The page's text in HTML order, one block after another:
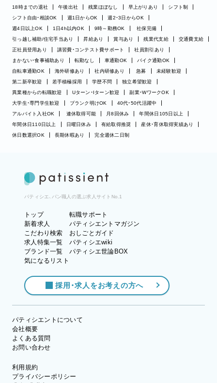
18時までの退社
午後出社 残業ほぼなし 早上がりあり
シフト制
シフト自由・相談OK
週1日からOK
週2・3日からOK
週4日以上OK
1日4h以内OK 9時～勤務OK
社保完備
引っ越し補助/住宅手当あり
昇給あり 賞与あり 残業代支給
交通費支給
正社員登用あり
講習費・コンテスト費サポート
社員割引あり
まかない・食事補助あり
転勤なし 車通勤OK
バイク通勤OK
自転車通勤OK
海外研修あり 社内研修あり 急募
未経験歓迎
第二新卒歓迎
若手積極採用 学歴不問
独立希望歓迎
異業種からの転職歓迎
Uターン・Iターン歓迎
副業・WワークOK
大学生・専門学生歓迎
ブランク明けOK
40代・50代活躍中
アルバイト入社OK
連休取得可能 月8回休み
年間休日105日以上
年間休日110日以上
日曜日休み 有給取得推奨
産休・育休取得実績あり
休日数選択OK
長期休暇あり 完全週休二日制
パティシエ、パン職人の選ぶ求人サイトNo.1
トップ
新着求人
こだわり検索
求人特集一覧
ブランド一覧
気になるリスト
転職サポート
パティシエントマガジン
おしごとガイド
パティシエwiki
パティシエ世論BOX
採用・求人をお考えの方へ
パティシエントについて
会社概要
よくある質問
お問い合わせ
利用規約
プライバシーポリシー